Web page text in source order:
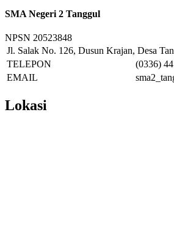
SMA Negeri 2 Tanggul
NPSN 20523848
Jl. Salak No. 126, Dusun Krajan, Desa
TELEPON
(0336)
EMAIL
Lokasi